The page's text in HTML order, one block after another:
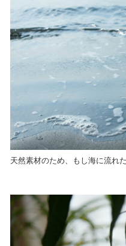
天然素材のため、もし海に流れ